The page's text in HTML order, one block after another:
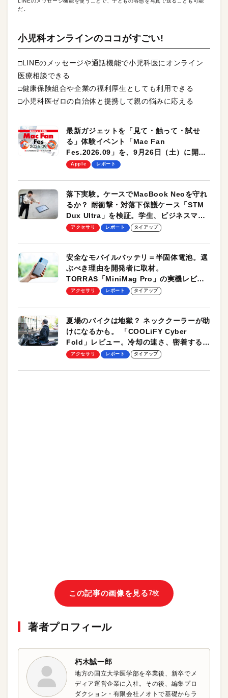
だ。
小児科オンラインのココがすごい!
□LINEのメッセージや通話機能で小児科医にオンライン
医療相談できる
□健康保険組合や企業の福利厚生としても利用できる
□小児科医ゼロの自治体と提携して親の悩みに応える
最新ガジェットを「見て・触って・試せ
る」体験イベント「Mac Fan
Fes.2026.09」を、9月26日（土）に開催
します！
Apple レポート
落下実験。ケースでMacBook Neoを守れ
るか？ 耐衝撃・対落下保護ケース「STM
Dux Ultra」を検証。学生、ビジネスマン
のモバイルユースに最適！
アクセサリ レポート タイアップ
安全なモバイルバッテリ＝半固体電池。選
ぶべき理由を開発者に取材。
TORRAS「MiniMag Pro」の実機レビュ
ーも
アクセサリ レポート タイアップ
夏場のバイクは地獄？ ネッククーラーが助
けになるかも。 「COOLiFY Cyber
Fold」レビュー。冷却の速さ、密着する冷
却プレート、シンプルな操作性がグッド！
アクセサリ レポート タイアップ
この記事の画像を見る7枚
著者プロフィール
朽木誠一郎
地方の国立大学医学部を卒業後、新卒でメ
ディア運営企業に入社。その後、編集プロ
ダクション・有限会社ノオトで基礎からラ